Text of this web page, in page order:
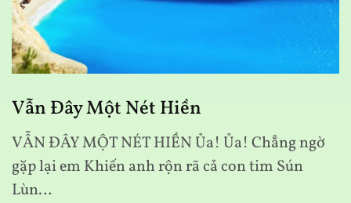
Vẫn Đây Một Nét Hiền
VẪN ĐÂY MỘT NÉT HIỀN Ủa! Ủa! Chẳng ngờ
gặp lại em Khiến anh rộn rã cả con tim Sún
Lùn…